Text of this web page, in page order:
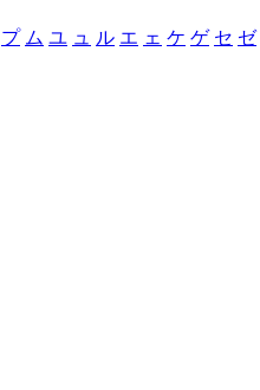
プ ム ユ ュ ル エ ェ ケ ゲ セ ゼ